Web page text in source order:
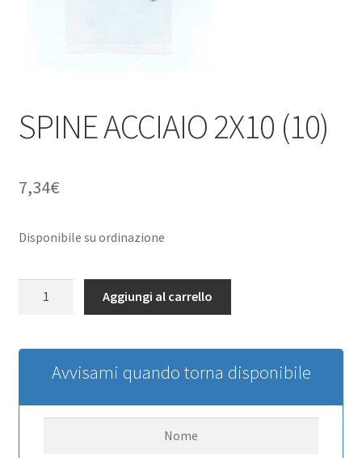
SPINE ACCIAIO 2X10 (10)
7,34€
Disponibile su ordinazione
(10)
quantità
Aggiungi al carrello
Avvisami quando torna disponibile